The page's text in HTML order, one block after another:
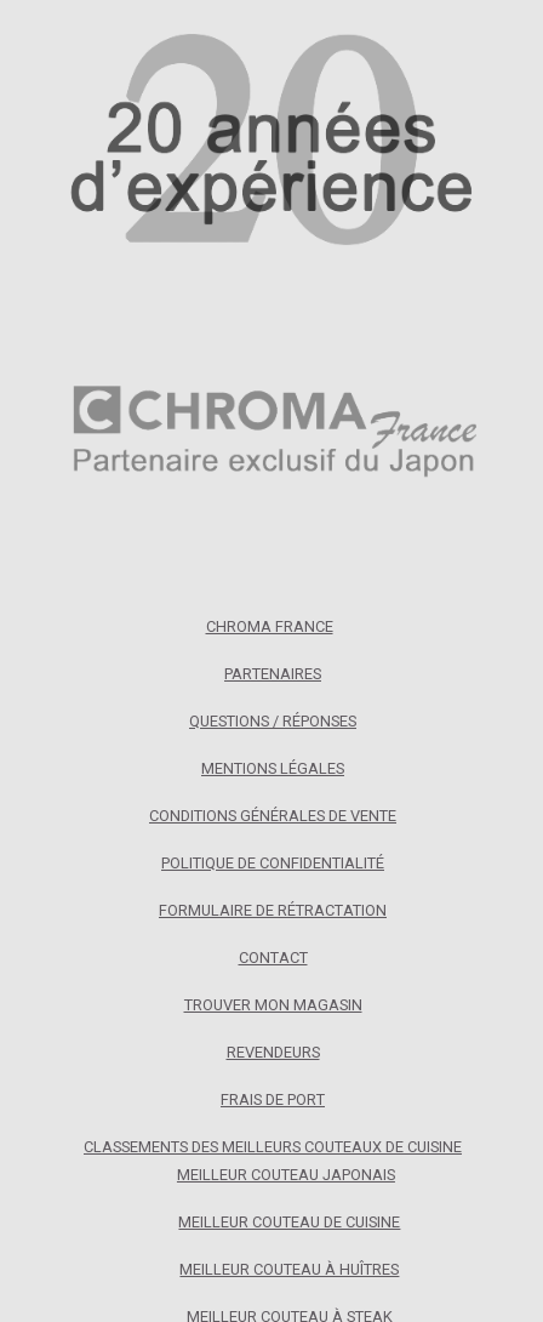
CHROMA FRANCE
PARTENAIRES
QUESTIONS / RÉPONSES
MENTIONS LÉGALES
CONDITIONS GÉNÉRALES DE VENTE
POLITIQUE DE CONFIDENTIALITÉ
FORMULAIRE DE RÉTRACTATION
CONTACT
TROUVER MON MAGASIN
REVENDEURS
FRAIS DE PORT
CLASSEMENTS DES MEILLEURS COUTEAUX DE CUISINE
MEILLEUR COUTEAU JAPONAIS
MEILLEUR COUTEAU DE CUISINE
MEILLEUR COUTEAU À HUÎTRES
MEILLEUR COUTEAU À STEAK